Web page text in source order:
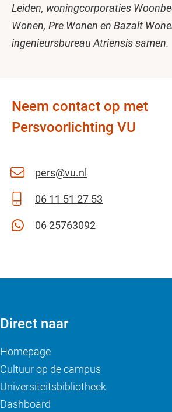
Leiden, woningcorporaties
Wonen, Pre Wonen en Bazalt
ingenieursbureau Atriensis samen.
Neem contact op met
Persvoorlichting VU
pers@vu.nl
06 11 51 27 53
06 25763092
Direct naar
Homepage
Cultuur op de campus
Universiteitsbibliotheek
Dashboard